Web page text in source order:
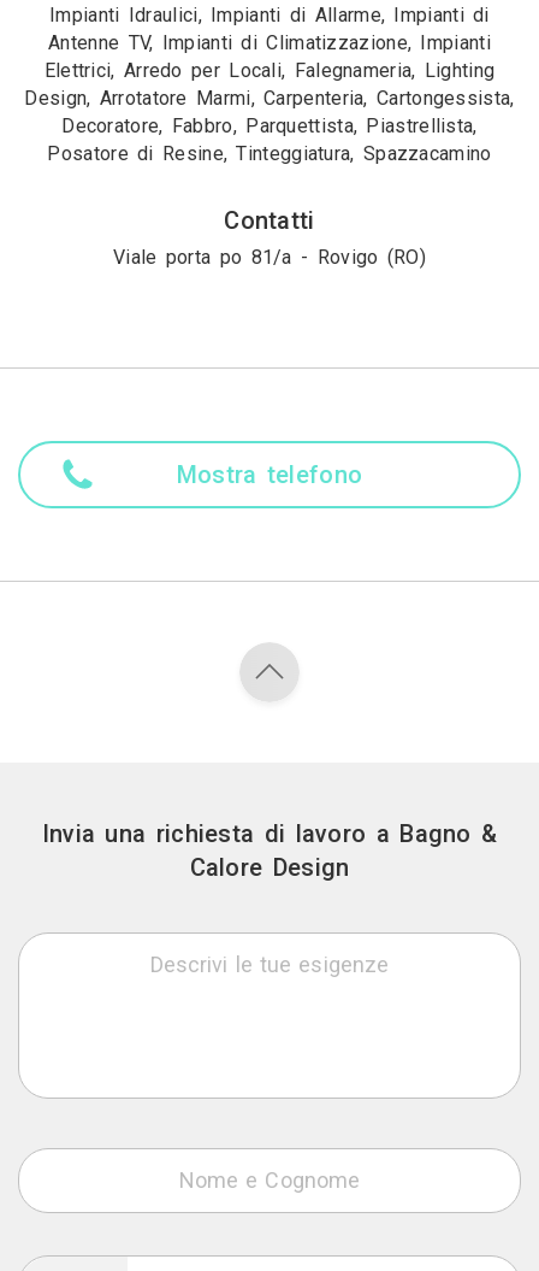
Impianti Idraulici, Impianti di Allarme, Impianti di
Antenne TV, Impianti di Climatizzazione, Impianti
Elettrici, Arredo per Locali, Falegnameria, Lighting
Design, Arrotatore Marmi, Carpenteria, Cartongessista,
Decoratore, Fabbro, Parquettista, Piastrellista,
Posatore di Resine, Tinteggiatura, Spazzacamino
Contatti
Viale porta po 81/a - Rovigo (RO)
Mostra telefono
Invia una richiesta di lavoro a Bagno &
Calore Design